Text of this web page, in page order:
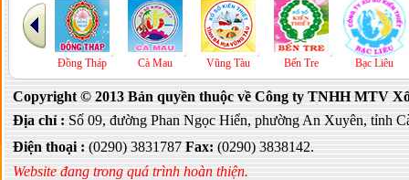
Đồng Tháp Cà Mau Vũng Tàu Bến Tre Bạc Liêu
Copyright © 2013 Bản quyền thuộc về Công ty TNHH MTV
Địa chỉ : Số 09, đường Phan Ngọc Hiển, phường An Xuyên, tỉnh
Điện thoại : (0290) 3831787 Fax: (0290) 3838142.
Website đang trong quá trình hoàn thiện.